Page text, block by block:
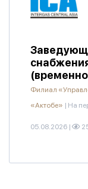
Филиал
«Актобе» | На
05.08.2026 |